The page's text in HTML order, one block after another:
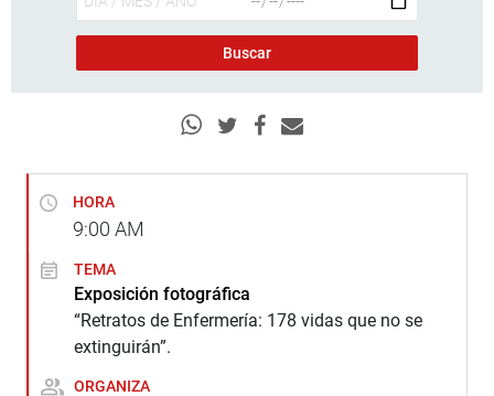
HORA
9:00 AM
TEMA
Exposición fotográfica
“Retratos de Enfermería: 178 vidas que no se
extinguirán”.
ORGANIZA